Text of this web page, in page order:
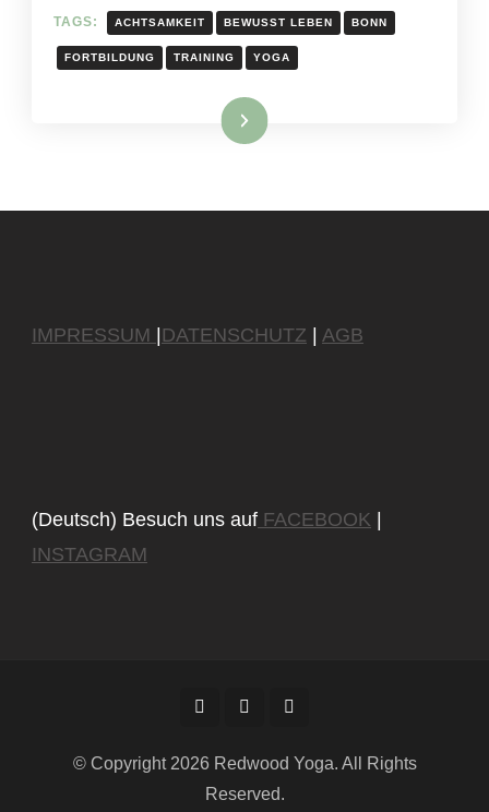
TAGS: ACHTSAMKEIT BEWUSST LEBEN BONN
FORTBILDUNG TRAINING YOGA
Read More
IMPRESSUM DATENSCHUTZ AGB
(Deutsch) Besuch uns auf FACEBOOK
INSTAGRAM
© Copyright 2026 Redwood Yoga. All Rights
Reserved.